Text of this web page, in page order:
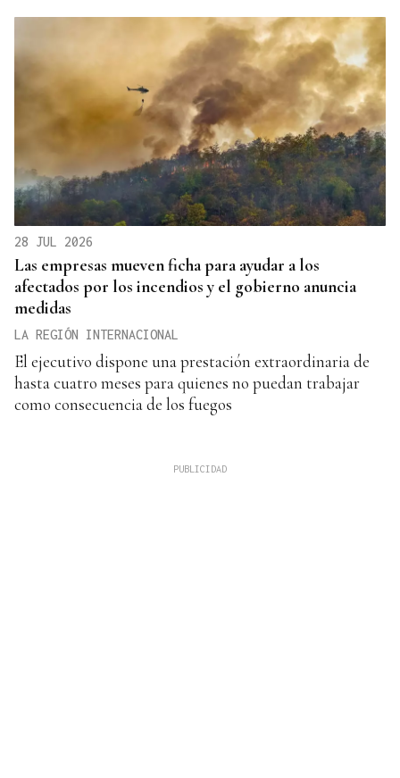
28 JUL 2026
Las empresas mueven ficha para ayudar a los
afectados por los incendios y el gobierno anuncia
medidas
LA REGIÓN INTERNACIONAL
El ejecutivo dispone una prestación extraordinaria de
hasta cuatro meses para quienes no puedan trabajar
como consecuencia de los fuegos